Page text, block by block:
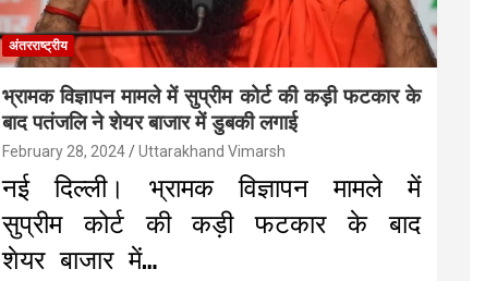
अंतरराष्ट्रीय
भ्रामक विज्ञापन मामले में सुप्रीम कोर्ट की कड़ी फटकार के
बाद पतंजलि ने शेयर बाजार में डुबकी लगाई
February 28, 2024 Uttarakhand Vimarsh
नई दिल्ली। भ्रामक विज्ञापन मामले में
सुप्रीम कोर्ट की कड़ी फटकार के बाद
शेयर बाजार में…